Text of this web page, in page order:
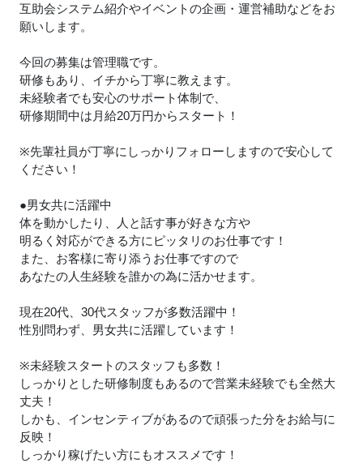
互助会システム紹介やイベントの企画・運営補助などをお
願いします。
今回の募集は管理職です。
研修もあり、イチから丁寧に教えます。
未経験者でも安心のサポート体制で、
研修期間中は月給20万円からスタート！
※先輩社員が丁寧にしっかりフォローしますので安心して
ください！
●男女共に活躍中
体を動かしたり、人と話す事が好きな方や
明るく対応ができる方にピッタリのお仕事です！
また、お客様に寄り添うお仕事ですので
あなたの人生経験を誰かの為に活かせます。
現在20代、30代スタッフが多数活躍中！
性別問わず、男女共に活躍しています！
※未経験スタートのスタッフも多数！
しっかりとした研修制度もあるので営業未経験でも全然大
丈夫！
しかも、インセンティブがあるので頑張った分をお給与に
反映！
しっかり稼げたい方にもオススメです！